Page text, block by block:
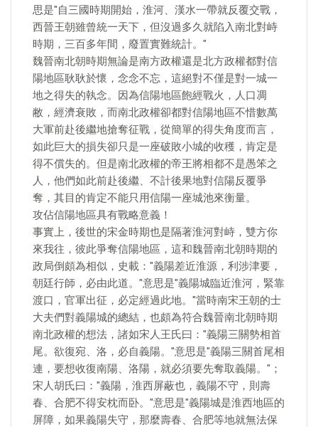
思是"自三國時期開始，淮河、漢水一帶就反覆交戰，
西晉王朝雖曾統一天下，但沒過多久就陷入南北對峙
時期，三百多年間，廢置實難統計。"
魏晉南北朝時期無論是南方政權還是北方政權都對信
陽地區耿耿於懷，念念不忘，這絕對不僅是對一城一
地之得失的執念。因為信陽地區飽經戰火，人口凋
敝，經濟衰敗，而南北政權卻都對信陽地區不惜數萬
大軍前赴後繼地搶奪征戰，從簡單的得失角度而言，
如此巨大的損失卻只是一座破敗小城的收穫，肯定是
得不償失的。但是南北政權的帝王將相都不是愚笨之
人，他們如此前赴後繼、不計後果地對信陽反覆爭
奪，其目的肯定不能只用信陽一座城池來衡量。
攻佔信陽地區具有戰略意義！
事實上，後世的宋金時期也是隔著淮河對峙，雙方你
來我往，彼此爭奪信陽地區，這和魏晉南北朝時期的
政局倒頗為相似，史載："義陽差近淮源，利涉津要，
朝廷行師，必由此道。"意思是"義陽城臨近淮河，緊靠
渡口，官軍出征，必定經過此地。"當時南宋王朝的士
大夫們對義陽城的總結，也頗為符合魏晉南北朝時期
南北政權的想法，諸如宋人王氏曰："義陽三關勢相首
尾。欲復宛、洛，必自義陽。"意思是"義陽三關首尾相
連，要想收復南陽、洛陽，就必須要先奪取義陽。"；
宋人胡氏曰："義陽，淮西屏蔽也，義陽不守，則壽
春、合肥不得安枕而卧。"意思是"義陽城是淮西地區的
屏障，如果義陽失守，那麼壽春、合肥等地就無法保